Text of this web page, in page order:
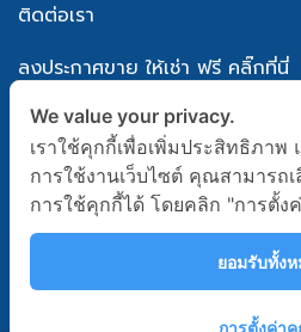
ติดต่อเรา
ลงประกาศขาย ให้เช่า ฟรี คลิ๊กที่นี่
แผนผังเว็บไซต์
นโยบายความเป็นส่วนตัว
เงื่อนไขข้อตกลงการใช้บริการ
Follow Us
We value your privacy.
เราใช้คุกกี้เพื่อเพิ่มประสิทธิภา
การใช้งานเว็บไซต์ คุณสามารถ
การใช้คุกกี้ได้ โดยคลิก "การตั้ง
ยอมรับทั้ง
การตั้งค่าคุ